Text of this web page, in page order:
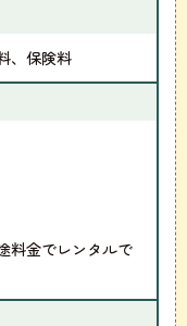
、保険料
料金でレンタルで